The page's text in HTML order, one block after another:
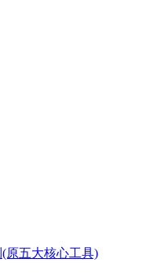
原五大核心工具)